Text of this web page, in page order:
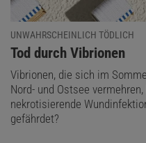
UNWAHRSCHEINLICH TÖDLICH
:
Tod durch Vibrionen
Vibrionen, die sich im
Nord- und Ostsee
nekrotisierende
gefährdet?